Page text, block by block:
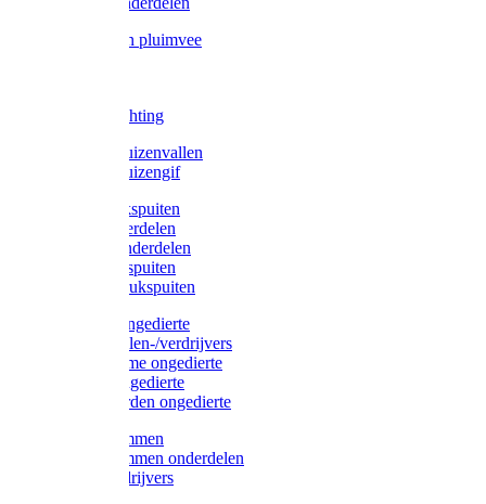
Voerbakken pluimvee
LED verlichting
Ratten / Muizenvallen
Ratten / Muizengif
Gloria drukspuiten
Gloria onderdelen
Gardena onderdelen
Dario drukspuiten
Gardena drukspuiten
Diversen ongedierte
Insectenvallen-/verdrijvers
Protect Home ongedierte
Solabiol ongedierte
Protect Garden ongedierte
Mollenklemmen
Mollenklemmen onderdelen
Mollenverdrijvers